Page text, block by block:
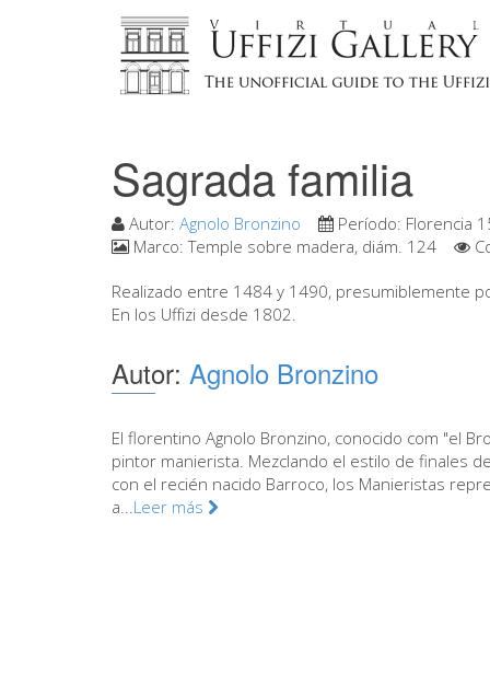
Sagrada familia
Autor: Agnolo Bronzino Período: Florencia
Marco:Temple sobre madera, diám. 124
Realizado entre 1484 y 1490, presumiblemente
En los Uffizi desde 1802.
Autor: Agnolo Bronzino
El florentino Agnolo Bronzino, conocido com "el
pintor manierista. Mezclando el estilo de finales
con el recién nacido Barroco, los Manieristas
a...Leer más